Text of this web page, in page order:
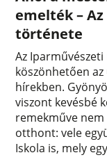
emelték –
története
Az
köszönhetően
hírekben.
viszont kevésbé
remekműve
otthont: vele
Iskola is, mely